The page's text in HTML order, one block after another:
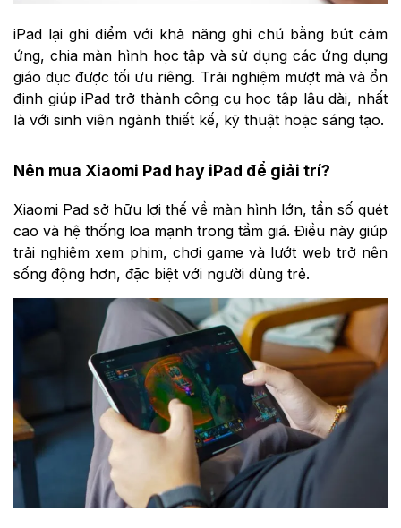
iPad lại ghi điểm với khả năng ghi chú bằng bút cảm
ứng, chia màn hình học tập và sử dụng các ứng dụng
giáo dục được tối ưu riêng. Trải nghiệm mượt mà và ổn
định giúp iPad trở thành công cụ học tập lâu dài, nhất
là với sinh viên ngành thiết kế, kỹ thuật hoặc sáng tạo.
Nên mua Xiaomi Pad hay iPad để giải trí?
Xiaomi Pad sở hữu lợi thế về màn hình lớn, tần số quét
cao và hệ thống loa mạnh trong tầm giá. Điều này giúp
trải nghiệm xem phim, chơi game và lướt web trở nên
sống động hơn, đặc biệt với người dùng trẻ.